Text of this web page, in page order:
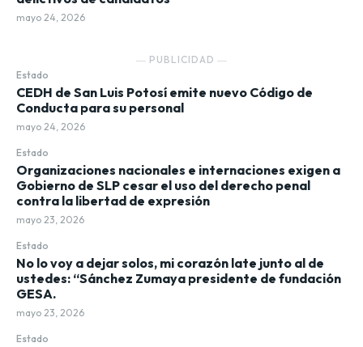
mayo 24, 2026
― PUBLICIDAD ―
Estado
CEDH de San Luis Potosí emite nuevo Código de
Conducta para su personal
mayo 24, 2026
Estado
Organizaciones nacionales e internaciones exigen a
Gobierno de SLP cesar el uso del derecho penal
contra la libertad de expresión
mayo 23, 2026
Estado
No lo voy a dejar solos, mi corazón late junto al de
ustedes: “Sánchez Zumaya presidente de fundación
GESA.
mayo 23, 2026
Estado